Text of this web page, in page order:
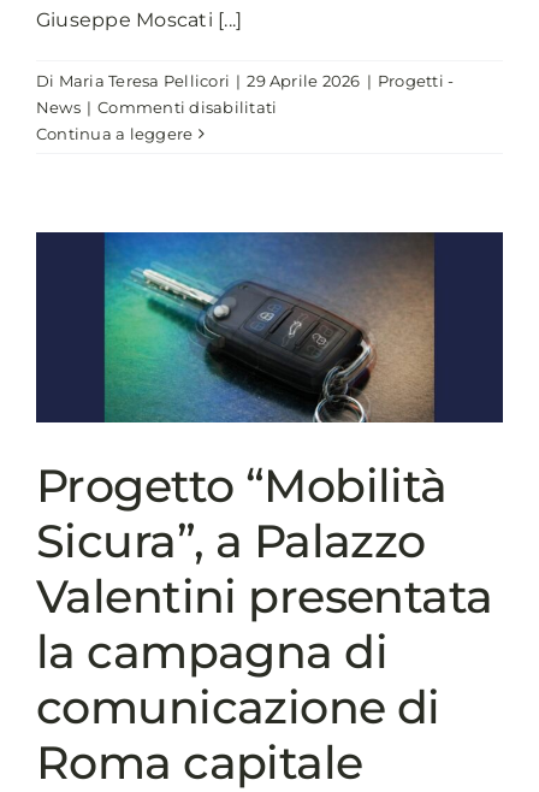
Giuseppe Moscati [...]
Di Maria Teresa Pellicori | 29 Aprile 2026 | Progetti -
News | Commenti disabilitati
città
di
Napoli
con
“Guida
ResponsabilMente”
Continua a leggere
Progetto “Mobilità
Sicura”, a Palazzo
Valentini presentata
la campagna di
comunicazione di
Roma capitale